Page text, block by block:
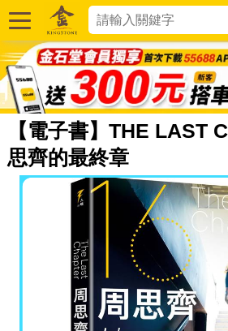
【電子書】THE LAST
思齊的最終章